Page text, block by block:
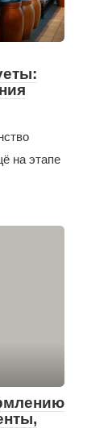
на этапе